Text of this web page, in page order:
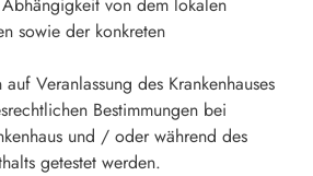
sowie der konkreten
auf Veranlassung des Krankenhauses
Bestimmungen bei
und / oder während des
getestet werden.